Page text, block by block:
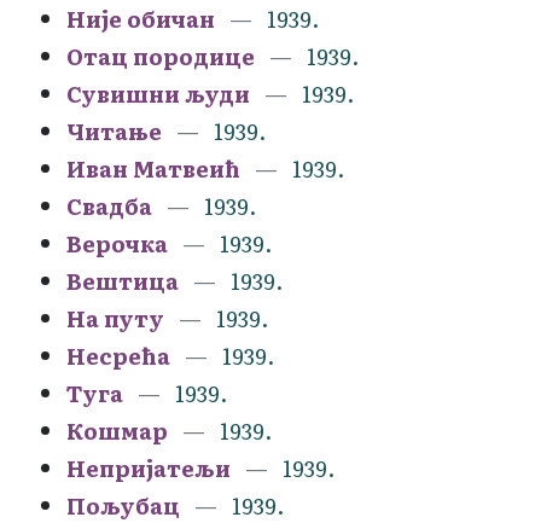
Није обичан
1939.
Отац породице
1939.
Сувишни људи
1939.
Читање
1939.
Иван Матвеић
1939.
Свадба
1939.
Верочка
1939.
Вештица
1939.
На путу
1939.
Несрећа
1939.
Туга
1939.
Кошмар
1939.
Непријатељи
1939.
Пољубац
1939.